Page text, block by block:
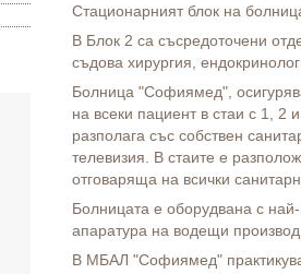
Стационарният блок на
В Блок 2 са съсредоточени
съдова хирургия,
Болница "Софиямед",
на всеки пациент в стаи с 1, 2
разполага със собствен
телевизия. В стаите е
отговаряща на всички
Болницата е оборудвана с
апаратура на водещи
В МБАЛ "Софиямед"